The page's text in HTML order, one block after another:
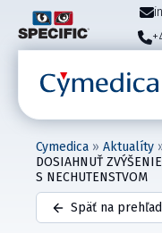
Cymedica » Aktualíty
DOSIAHNUŤ
S NECHUTENSTVOM
Späť na prehľad